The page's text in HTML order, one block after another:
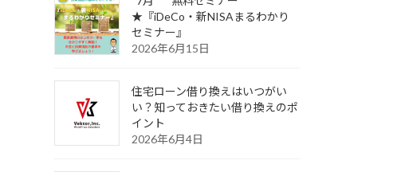
★『iDeCo・新NISAまるわかり
セミナー』
2026年6月15日
住宅ローン借り換えはいつがい
い？知っておきたい借り換えのポ
イント
2026年6月4日